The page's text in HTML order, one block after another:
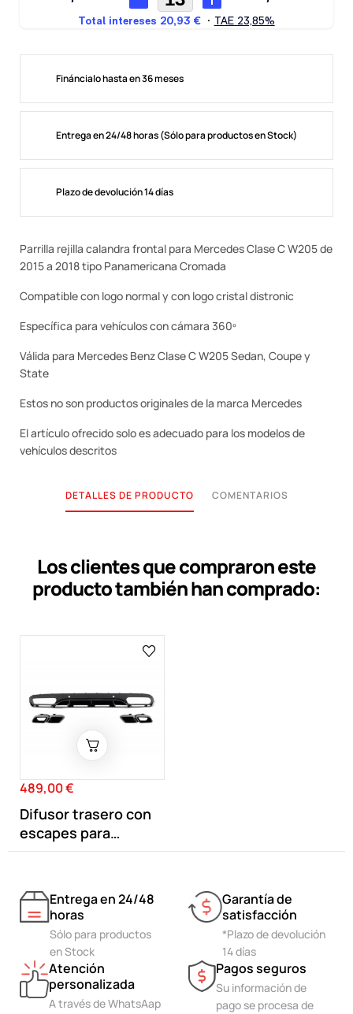
Fináncialo hasta en 36 meses
Entrega en 24/48 horas (Sólo para productos en Stock)
Plazo de devolución 14 días
Parrilla rejilla calandra frontal para Mercedes Clase C W205 de
2015 a 2018 tipo Panamericana Cromada
Compatible con logo normal y con logo cristal distronic
Específica para vehículos con cámara 360º
Válida para Mercedes Benz Clase C W205 Sedan, Coupe y
State
Estos no son productos originales de la marca Mercedes
El artículo ofrecido solo es adecuado para los modelos de
vehículos descritos
DETALLES DE PRODUCTO COMENTARIOS
Los clientes que compraron este
producto también han comprado:
Precio
489,00 €
Difusor trasero con
escapes para
Mercedes Clase...
Entrega en 24/48
horas
Sólo para productos
en Stock
Garantía de
satisfacción
*Plazo de devolución
14 días
Atención
personalizada
A través de WhatsAap
Pagos seguros
Su información de
pago se procesa de